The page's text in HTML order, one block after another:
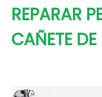
REPARAR
CAÑETE